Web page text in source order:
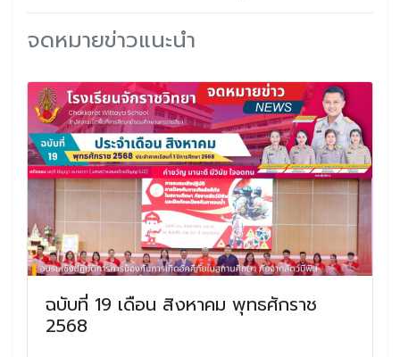
จดหมายข่าวแนะนำ
ฉบับที่ 19 เดือน สิงหาคม พุทธศักราช
2568